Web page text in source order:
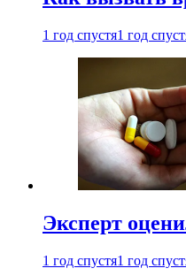
1 год спустя1 год
Эксперт
1 год спустя1 год